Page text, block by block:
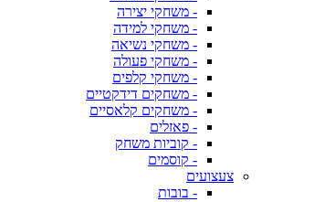
- משחקי יצירה
- משחקי למידה
- משחקי נשיאה
- משחקי פעולה
- משחקי קלפים
- משחקים דידקטיים
- משחקים קלאסיים
- פאזלים
- קוביות משחק
- קוסמים
צעצועים
- בובות